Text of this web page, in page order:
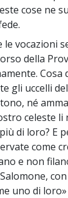
cose ne
vocazioni
della
Cosa
gli uccelli
né
celeste li
di loro? E
come
e non
uno di loro»